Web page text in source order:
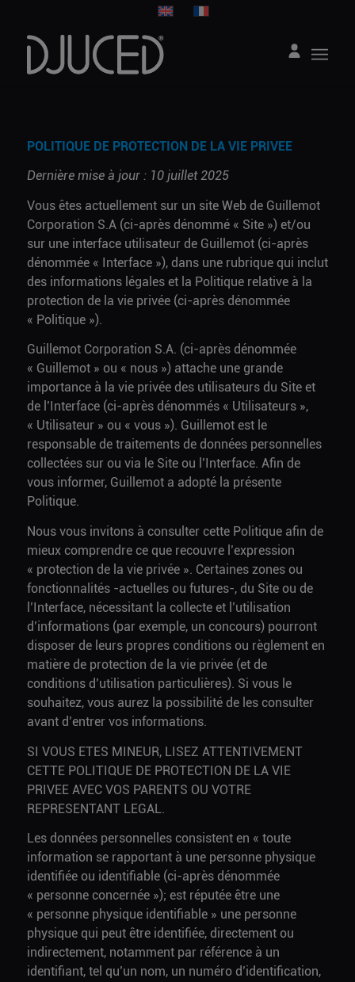
POLITIQUE DE PROTECTION DE LA VIE PRIVEE
Dernière mise à jour : 10 juillet 2025
Vous êtes actuellement sur un site Web de Guillemot
Corporation S.A (ci-après dénommé « Site ») et/ou
sur une interface utilisateur de Guillemot (ci-après
dénommée « Interface »), dans une rubrique qui inclut
des informations légales et la Politique relative à la
protection de la vie privée (ci-après dénommée
« Politique »).
Guillemot Corporation S.A. (ci-après dénommée
« Guillemot » ou « nous ») attache une grande
importance à la vie privée des utilisateurs du Site et
de l’Interface (ci-après dénommés « Utilisateurs »,
« Utilisateur » ou « vous »). Guillemot est le
responsable de traitements de données personnelles
collectées sur ou via le Site ou l’Interface. Afin de
vous informer, Guillemot a adopté la présente
Politique.
Nous vous invitons à consulter cette Politique afin de
mieux comprendre ce que recouvre l’expression
« protection de la vie privée ». Certaines zones ou
fonctionnalités -actuelles ou futures-, du Site ou de
l’Interface, nécessitant la collecte et l’utilisation
d’informations (par exemple, un concours) pourront
disposer de leurs propres conditions ou règlement en
matière de protection de la vie privée (et de
conditions d’utilisation particulières). Si vous le
souhaitez, vous aurez la possibilité de les consulter
avant d’entrer vos informations.
SI VOUS ETES MINEUR, LISEZ ATTENTIVEMENT
CETTE POLITIQUE DE PROTECTION DE LA VIE
PRIVEE AVEC VOS PARENTS OU VOTRE
REPRESENTANT LEGAL.
Les données personnelles consistent en « toute
information se rapportant à une personne physique
identifiée ou identifiable (ci-après dénommée
« personne concernée »); est réputée être une
« personne physique identifiable » une personne
physique qui peut être identifiée, directement ou
indirectement, notamment par référence à un
identifiant, tel qu’un nom, un numéro d’identification,